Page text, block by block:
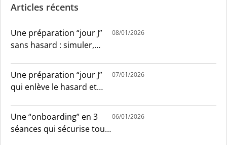
Articles récents
Une préparation “jour J”
sans hasard : simuler,
08/01/2026
Une préparation “jour J”
qui enlève le hasard et
07/01/2026
Une “onboarding” en 3
séances qui sécurise tout
06/01/2026